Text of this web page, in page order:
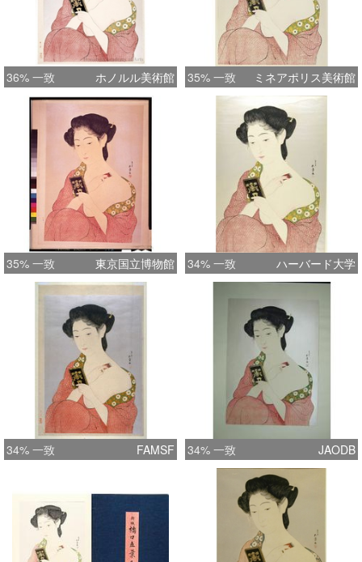
36% 一致 ホノルル美術館 35% 一致 ミネアポリス美術館
35% 一致 東京国立博物館 34% 一致 ハーバード大学
34% 一致 FAMSF 34% 一致 JAODB